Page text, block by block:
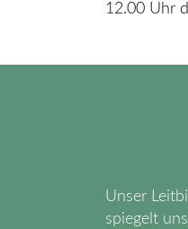
12.00 Uhr
Unser
spiegelt